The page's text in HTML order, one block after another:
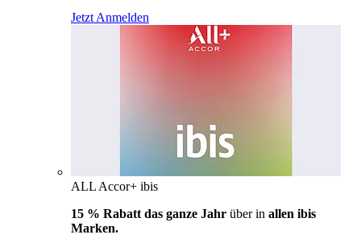
Jetzt Anmelden
ALL Accor+ ibis
15 % Rabatt das ganze Jahr über in allen ibis
Marken.